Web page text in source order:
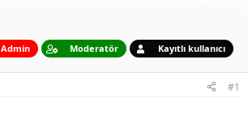
Admin Moderatör Kayıtlı kullanıcı
#1